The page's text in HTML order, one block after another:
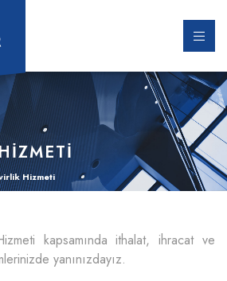
Hizmeti
kapsamında ithalat, ihracat ve
yanınızdayız.